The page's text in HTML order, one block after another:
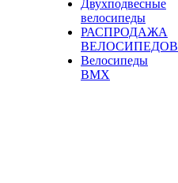
Двухподвесные
велосипеды
РАСПРОДАЖА
ВЕЛОСИПЕДОВ
Велосипеды
BMX